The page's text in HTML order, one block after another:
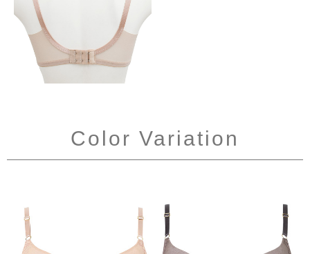
Color Variation